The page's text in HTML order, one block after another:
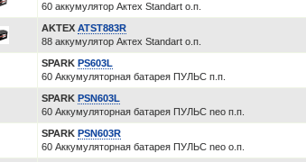
60 аккумулятор Актех Standart о.п.
AKTEX ATST883R
88 аккумулятор Актех Standart о.п.
SPARK PS603L
60 Аккумуляторная батарея ПУЛЬС п.п.
SPARK PSN603L
60 Аккумуляторная батарея ПУЛЬС neo п.п.
SPARK PSN603R
60 Аккумуляторная батарея ПУЛЬС neo о.п.